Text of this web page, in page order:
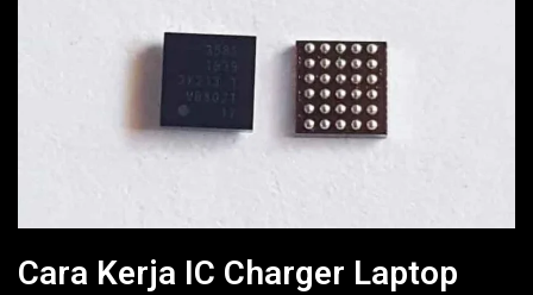
Cara Kerja IC Charger Laptop